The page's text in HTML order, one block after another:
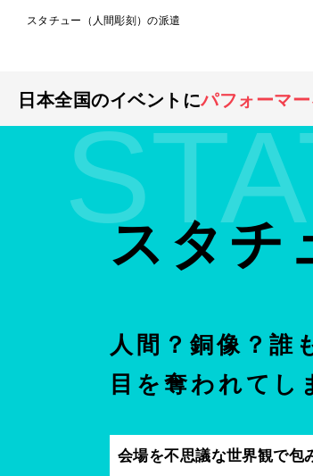
スタチュー（人間彫刻）の派遣
日本全国のイベントにパフォーマ
スタチ
人間？銅像？誰
目を奪われてし
会場を不思議な世界観で包